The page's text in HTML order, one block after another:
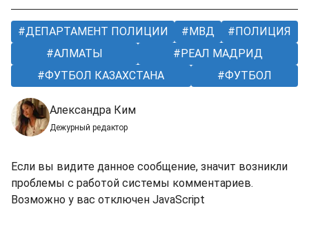
ДЕПАРТАМЕНТ ПОЛИЦИИ МВД
ПОЛИЦИЯ
АЛМАТЫ
РЕАЛ МАДРИД
ФУТБОЛ КАЗАХСТАНА
ФУТБОЛ
Александра Ким
Дежурный редактор
Если вы видите данное сообщение, значит возникли
проблемы с работой системы комментариев.
Возможно у вас отключен JavaScript